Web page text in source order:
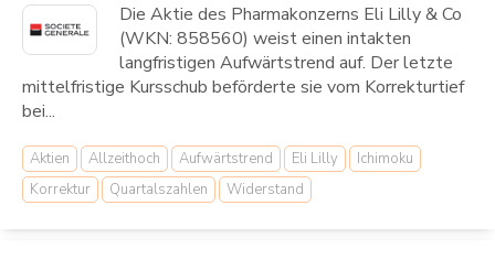
Die Aktie des Pharmakonzerns Eli Lilly & Co
(WKN: 858560) weist einen intakten
langfristigen Aufwärtstrend auf. Der letzte
mittelfristige Kursschub beförderte sie vom Korrekturtief
bei...
Aktien Allzeithoch Aufwärtstrend Eli Lilly
Ichimoku
Korrektur
Quartalszahlen Widerstand